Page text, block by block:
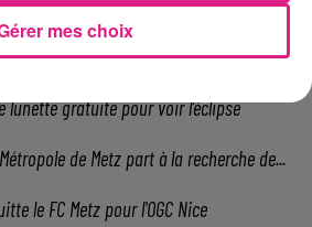
comme les autres au Parc animalier de...
gratuite pour voir l’éclipse
de Metz part à la recherche de...
le FC Metz pour l'OGC Nice
mes choix